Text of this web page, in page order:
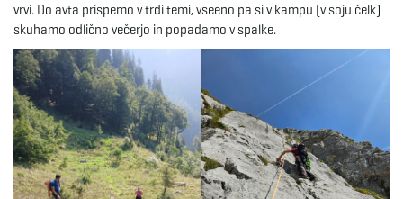
vrvi. Do avta prispemo v trdi temi, vseeno pa si v kampu (v soju čelk)
skuhamo odlično večerjo in popadamo v spalke.